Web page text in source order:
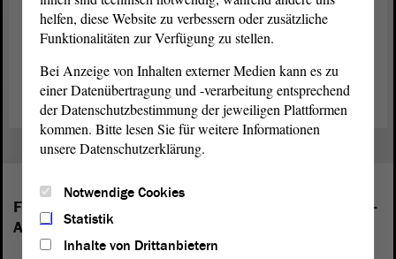
sind. Ich bin dankbar für die Gelegenheit zum Gedankenaustausch
mit Nationalratspräsident Wolfgang Sobotka über die
demÄltestenratunseres Landtags über seine Anstöße berichten.“
Folgende Fraktionen sind im Landtag von Sachsen-
Anhalt vertreten:
helfen, diese Website zu verbessern oder zusätzliche
Funktionalitäten zur Verfügung zu stellen.
Bei Anzeige von Inhalten externer Medien kann es zu
einer Datenübertragung und -verarbeitung entsprechend
der Datenschutzbestimmung der jeweiligen Plattformen
kommen. Bitte lesen Sie für weitere Informationen
unsere Datenschutzerklärung.
Notwendige Cookies
Statistik
Inhalte von Drittanbietern